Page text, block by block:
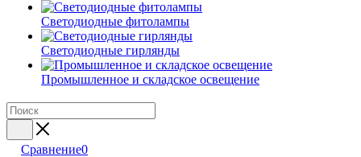
Светодиодные фитолампы
Светодиодные гирлянды
Промышленное и складское освещение
Сравнение0